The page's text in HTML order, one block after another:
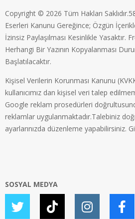
Copyright © 2026 Tüm Hakları
Eserleri Kanunu Gereğince; Özgün
İzinsiz Paylaşılması Kesinlikle Yasaktır.
Herhangi Bir Yazının Kopyalanması
Başlatılacaktır.
Kişisel Verilerin Korunması Kanunu
kullanıcımız dan kişisel veri talep
Google reklam prosedürleri
reklamlar uygulanmaktadır.Talebiniz
ayarlarınızda düzenleme yapabilirsiniz.
SOSYAL MEDYA